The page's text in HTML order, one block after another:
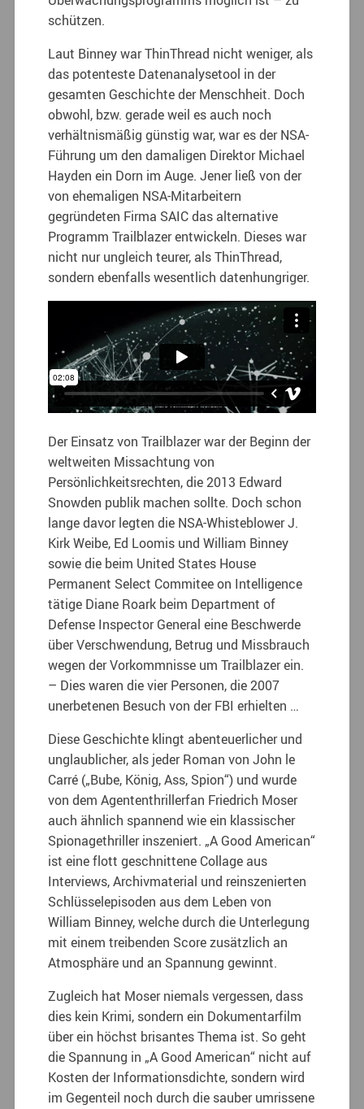
schützen.
Laut Binney war ThinThread nicht weniger, als
das potenteste Datenanalysetool in der
gesamten Geschichte der Menschheit. Doch
obwohl, bzw. gerade weil es auch noch
verhältnismäßig günstig war, war es der NSA-
Führung um den damaligen Direktor Michael
Hayden ein Dorn im Auge. Jener ließ von der
von ehemaligen NSA-Mitarbeitern
gegründeten Firma SAIC das alternative
Programm Trailblazer entwickeln. Dieses war
nicht nur ungleich teurer, als ThinThread,
sondern ebenfalls wesentlich datenhungriger.
Der Einsatz von Trailblazer war der Beginn der
weltweiten Missachtung von
Persönlichkeitsrechten, die 2013 Edward
Snowden publik machen sollte. Doch schon
lange davor legten die NSA-Whisteblower J.
Kirk Weibe, Ed Loomis und William Binney
sowie die beim United States House
Permanent Select Commitee on Intelligence
tätige Diane Roark beim Department of
Defense Inspector General eine Beschwerde
über Verschwendung, Betrug und Missbrauch
wegen der Vorkommnisse um Trailblazer ein.
– Dies waren die vier Personen, die 2007
unerbetenen Besuch von der FBI erhielten …
Diese Geschichte klingt abenteuerlicher und
unglaublicher, als jeder Roman von John le
Carré („Bube, König, Ass, Spion“) und wurde
von dem Agententhrillerfan Friedrich Moser
auch ähnlich spannend wie ein klassischer
Spionagethriller inszeniert. „A Good American“
ist eine flott geschnittene Collage aus
Interviews, Archivmaterial und reinszenierten
Schlüsselepisoden aus dem Leben von
William Binney, welche durch die Unterlegung
mit einem treibenden Score zusätzlich an
Atmosphäre und an Spannung gewinnt.
Zugleich hat Moser niemals vergessen, dass
dies kein Krimi, sondern ein Dokumentarfilm
über ein höchst brisantes Thema ist. So geht
die Spannung in „A Good American“ nicht auf
Kosten der Informationsdichte, sondern wird
im Gegenteil noch durch die sauber umrissene